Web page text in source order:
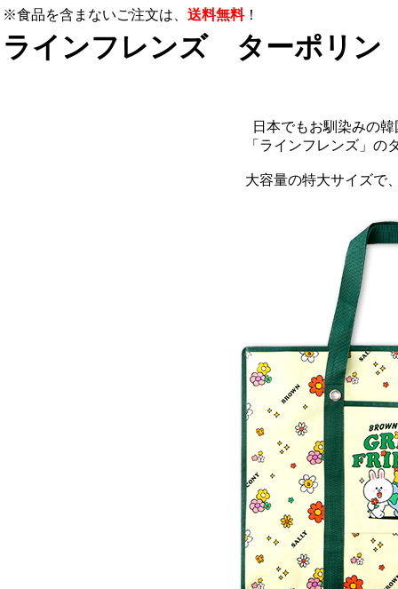
※食品を含まないご注文は、 送料無料！
ラインフレンズ ターポリ
日本でもお馴染みの
「ラインフレンズ」の
大容量の特大サイズで